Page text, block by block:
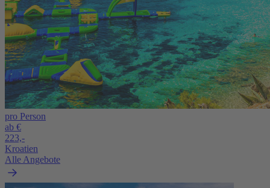
pro Person
ab €
223,-
Kroatien
Alle Angebote